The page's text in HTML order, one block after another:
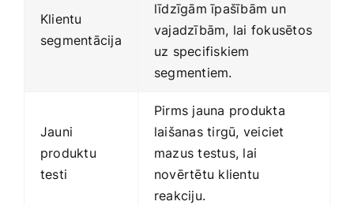
Klientu
segmentācija
līdzīgām īpašībām un
vajadzībām, lai fokusētos
uz specifiskiem
segmentiem.
Jauni
produktu‍
testi
Pirms jauna produkta
laišanas tirgū, veiciet
mazus testus, lai
novērtētu klientu
reakciju.